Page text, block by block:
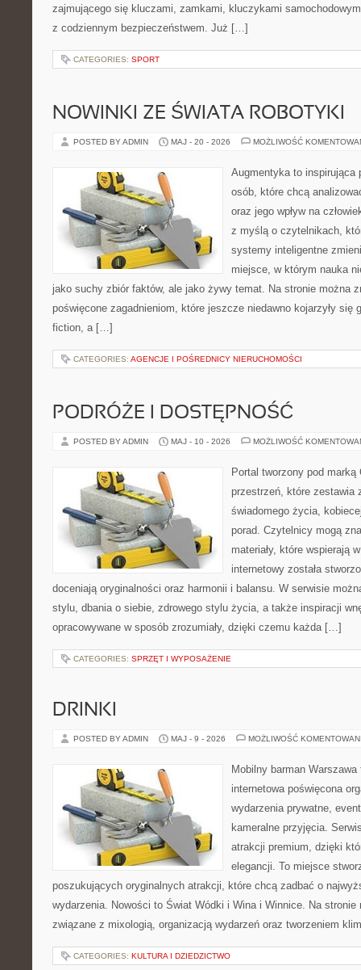
zajmującego się kluczami, zamkami, kluczykami
z codziennym bezpieczeństwem. Już […]
CATEGORIES: SPORT
NOWINKI ZE ŚWIATA ROBOTYKI
POSTED BY ADMIN MAJ - 20 - 2026 MOŻLIWOŚĆ
Augmentyka to inspirująca
osób, które chcą
oraz jego wpływ na
z myślą o czytelnikach,
systemy inteligentne
miejsce, w którym nauka
jako suchy zbiór faktów, ale jako żywy temat. Na stronie można
poświęcone zagadnieniom, które jeszcze niedawno kojarzyły się
fiction, a […]
CATEGORIES: AGENCJE I POŚREDNICY NIERUCHOMOŚCI
PODRÓŻE I DOSTĘPNOŚĆ
POSTED BY ADMIN MAJ - 10 - 2026 MOŻLIWOŚĆ
Portal tworzony pod
przestrzeń, które zestawia
świadomego życia,
porad. Czytelnicy mogą
materiały, które wspierają
internetowy została
doceniają oryginalności oraz harmonii i balansu. W serwisie
stylu, dbania o siebie, zdrowego stylu życia, a także inspiracji
opracowywane w sposób zrozumiały, dzięki czemu każda […]
CATEGORIES: SPRZĘT I WYPOSAŻENIE
DRINKI
POSTED BY ADMIN MAJ - 9 - 2026 MOŻLIWOŚĆ
Mobilny barman
internetowa poświęcona
wydarzenia prywatne,
kameralne przyjęcia.
atrakcji premium, dzięki
elegancji. To miejsce
poszukujących oryginalnych atrakcji, które chcą zadbać o
wydarzenia. Nowości to Świat Wódki i Wina i Winnice. Na
związane z mixologią, organizacją wydarzeń oraz tworzeniem
CATEGORIES: KULTURA I DZIEDZICTWO